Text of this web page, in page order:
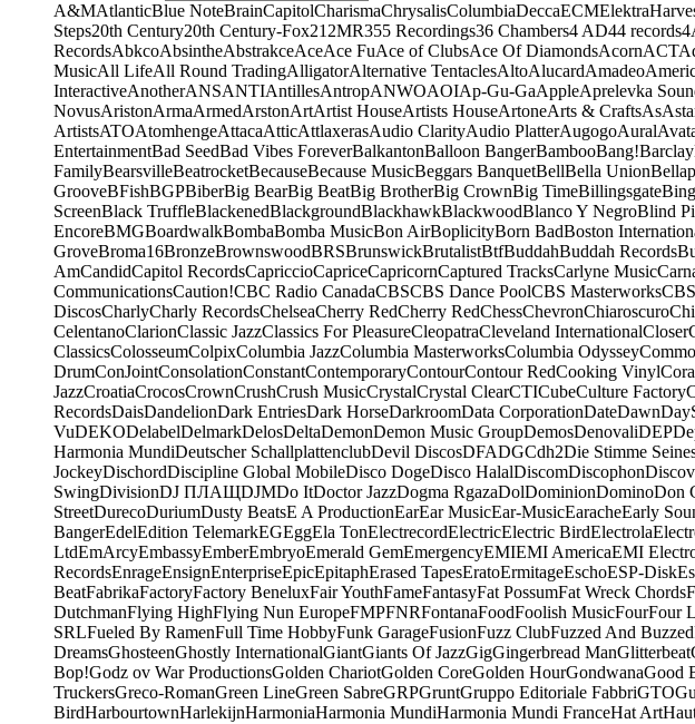
A&MAtlanticBlue NoteBrainCapitolCharismaChrysalisColumbiaDeccaECMElektra
Steps20th Century20th Century-Fox21 2MR355 Recordings36 Chambers4 AD44 records
RecordsAbkcoAbsintheAbstrakceAceAce FuAce of ClubsAce Of DiamondsAcornACT
MusicAll LifeAll Round TradingAlligatorAlternative TentaclesAltoAlucardAmadeo
InteractiveAnotherANSANTIAntillesAntropANWOAOIAp-Gu-GaAppleAprelevka
NovusAristonArmaArmedArstonArtArtist HouseArtists HouseArtoneArts & CraftsAs
ArtistsATOAtomhengeAttacaAtticAttlaxerasAudio ClarityAudio PlatterAugogoAural
EntertainmentBad SeedBad Vibes ForeverBalkantonBalloon BangerBambooBang!Barclay
FamilyBearsvilleBeatrocketBecauseBecause MusicBeggars BanquetBellBella Union
GrooveBFishBGPBiberBig BearBig BeatBig BrotherBig CrownBig TimeBillingsgate
ScreenBlack TruffleBlackenedBlackgroundBlackhawkBlackwoodBlanco Y NegroBlind
EncoreBMGBoardwalkBombaBomba MusicBon AirBoplicityBorn BadBoston
GroveBroma16BronzeBrownswoodBRSBrunswickBrutalistBtfBuddahBuddah Records
AmCandidCapitol RecordsCapriccioCapriceCapricornCaptured TracksCarlyne Music
CommunicationsCaution!CBC Radio CanadaCBSCBS Dance PoolCBS Masterworks
DiscosCharlyCharly RecordsChelseaCherry RedCherry RedChessChevronChiaroscuro
CelentanoClarionClassic JazzClassics For PleasureCleopatraCleveland InternationalCloser
ClassicsColosseumColpixColumbia JazzColumbia MasterworksColumbia Odyssey
DrumConJointConsolationConstantContemporaryContourContour RedCooking Vinyl
JazzCroatiaCrocosCrownCrushCrush MusicCrystalCrystal ClearCTICubeCulture Factory
RecordsDaisDandelionDark EntriesDark HorseDarkroomData CorporationDateDawn
VuDEKODelabelDelmarkDelosDeltaDemonDemon Music GroupDemosDenovaliDEP
Harmonia MundiDeutscher SchallplattenclubDevil DiscosDFADGCdh2Die Stimme
JockeyDischordDiscipline Global MobileDisco DogeDisco HalalDiscomDiscophon
SwingDivisionDJ ПЛАЩDJMDo ItDoctor JazzDogma RgazaDolDominionDominoDon
StreetDurecoDuriumDusty BeatsE A ProductionEarEar MusicEar-MusicEaracheEarly
BangerEdelEdition TelemarkEGEggEla TonElectrecordElectricElectric BirdElectrola
LtdEmArcyEmbassyEmberEmbryoEmerald GemEmergencyEMIEMI AmericaEMI
RecordsEnrageEnsignEnterpriseEpicEpitaphErased TapesEratoErmitageEschoESP-Disk
BeatFabrikaFactoryFactory BeneluxFair YouthFameFantasyFat PossumFat Wreck Chords
DutchmanFlying HighFlying Nun EuropeFMPFNRFontanaFoodFoolish MusicFourFour
SRLFueled By RamenFull Time HobbyFunk GarageFusionFuzz ClubFuzzed And Buzzed
DreamsGhosteenGhostly InternationalGiantGiants Of JazzGigGingerbread ManGlitterbeat
Bop!Godz ov War ProductionsGolden ChariotGolden CoreGolden HourGondwanaGood
TruckersGreco-RomanGreen LineGreen SabreGRPGruntGruppo Editoriale FabbriGTO
BirdHarbourtownHarlekijnHarmoniaHarmonia MundiHarmonia Mundi FranceHat Art